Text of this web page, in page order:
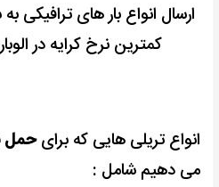
ارسال انواع بار های ترافیکی به
کمترین نرخ کرایه در
انواع تریلی هایی که برایحمل
می دهیم شامل :